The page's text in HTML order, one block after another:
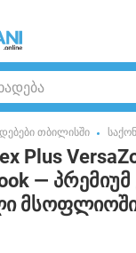
თბილისში
Plus
—